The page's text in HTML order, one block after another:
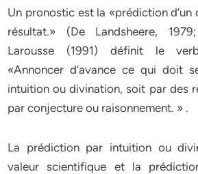
Un pronostic est la «prédiction d’un
résultat.» (De Landsheere,
Larousse (1991) définit le
«Annoncer d’avance ce qui doit
intuition ou divination, soit par des
par conjecture ou raisonnement. » .
La prédiction par intuition ou
valeur scientifique et la